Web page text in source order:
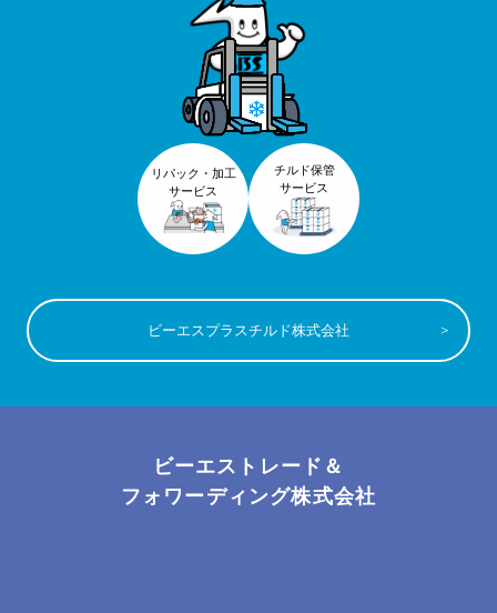
リパック・加工
サービス
チルド保管
サービス
ビーエスプラスチルド株式会社
ビーエストレード＆
フォワーディング株式会社